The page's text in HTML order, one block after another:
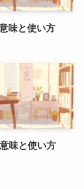
味と使い方
味と使い方